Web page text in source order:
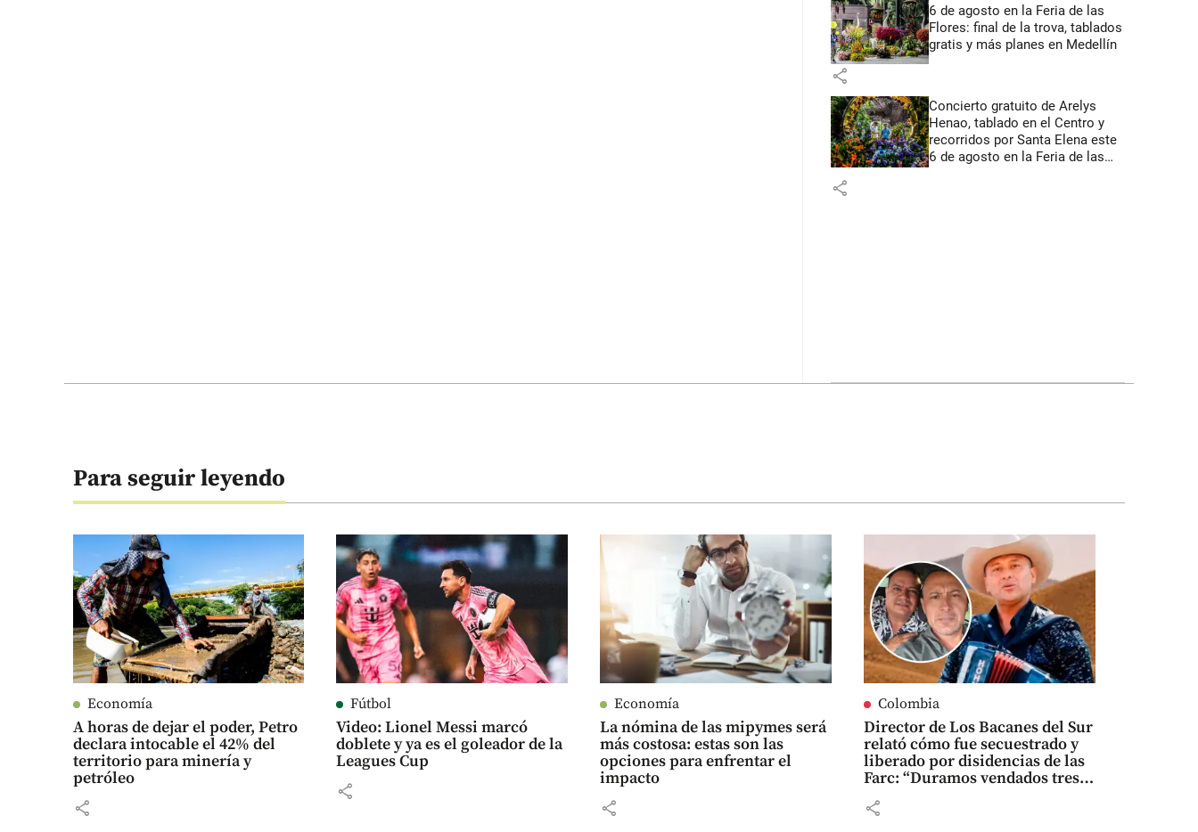
6 de agosto en la Feria de las
Flores: final de la trova, tablados
gratis y más planes en Medellín
share
Concierto gratuito de Arelys
Henao, tablado en el Centro y
recorridos por Santa Elena este
6 de agosto en la Feria de las
share
Para seguir leyendo
Economía
A horas de dejar el poder, Petro
declara intocable el 42% del
territorio para minería y
petróleo
share
Fútbol
Video: Lionel Messi marcó
doblete y ya es el goleador de la
Leagues Cup
share
Economía
La nómina de las mipymes será
más costosa: estas son las
opciones para enfrentar el
impacto
share
Colombia
Director de Los Bacanes del Sur
relató cómo fue secuestrado y
liberado por disidencias de las
Farc: “Duramos vendados tres
días”
share